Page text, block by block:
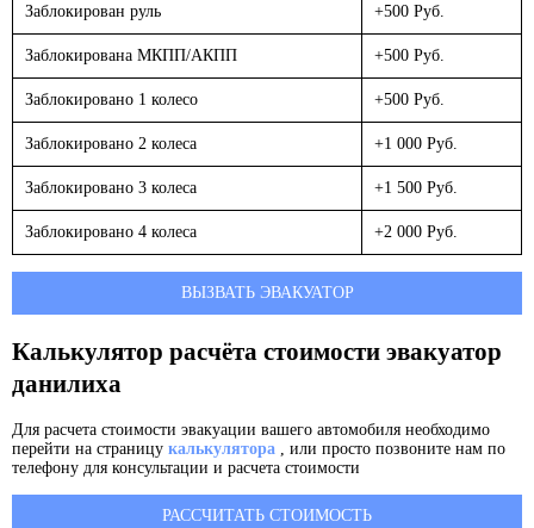
Заблокирован руль +500 Руб.
Заблокирована МКПП/АКПП +500 Руб.
Заблокировано 1 колесо +500 Руб.
Заблокировано 2 колеса +1 000 Руб.
Заблокировано 3 колеса +1 500 Руб.
Заблокировано 4 колеса +2 000 Руб.
ВЫЗВАТЬ ЭВАКУАТОР
Калькулятор расчёта стоимости эвакуатор
данилиха
Для расчета стоимости эвакуации вашего автомобиля необходимо
перейти на страницу калькулятора , или просто позвоните нам по
телефону для консультации и расчета стоимости
РАССЧИТАТЬ СТОИМОСТЬ